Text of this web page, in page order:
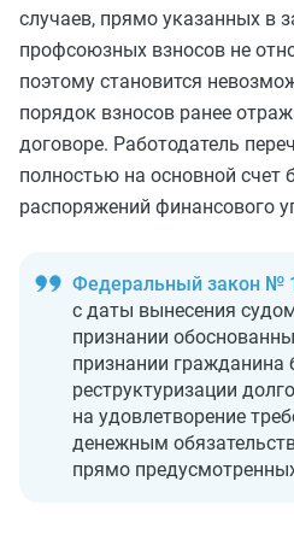
случаев, прямо указанных в
профсоюзных взносов не
поэтому становится
порядок взносов ранее
договоре. Работодатель
полностью на основной счет
распоряжений финансового
Федеральный закон №
с даты вынесения
признании
признании гражданина
реструктуризации
на удовлетворение
денежным
прямо